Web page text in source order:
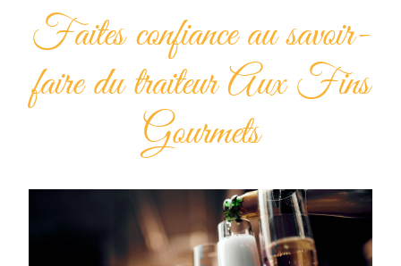
Faites confiance au savoir-
faire du traiteur Aux Fins
Gourmets